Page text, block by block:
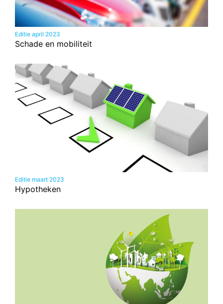
Editie april 2023
Schade en mobiliteit
Editie maart 2023
Hypotheken